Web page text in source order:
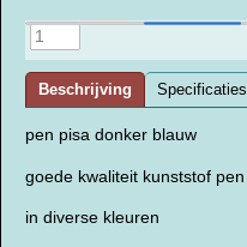
Beschrijving Specificaties
pen pisa donker blauw
goede kwaliteit kunststof pen
in diverse kleuren